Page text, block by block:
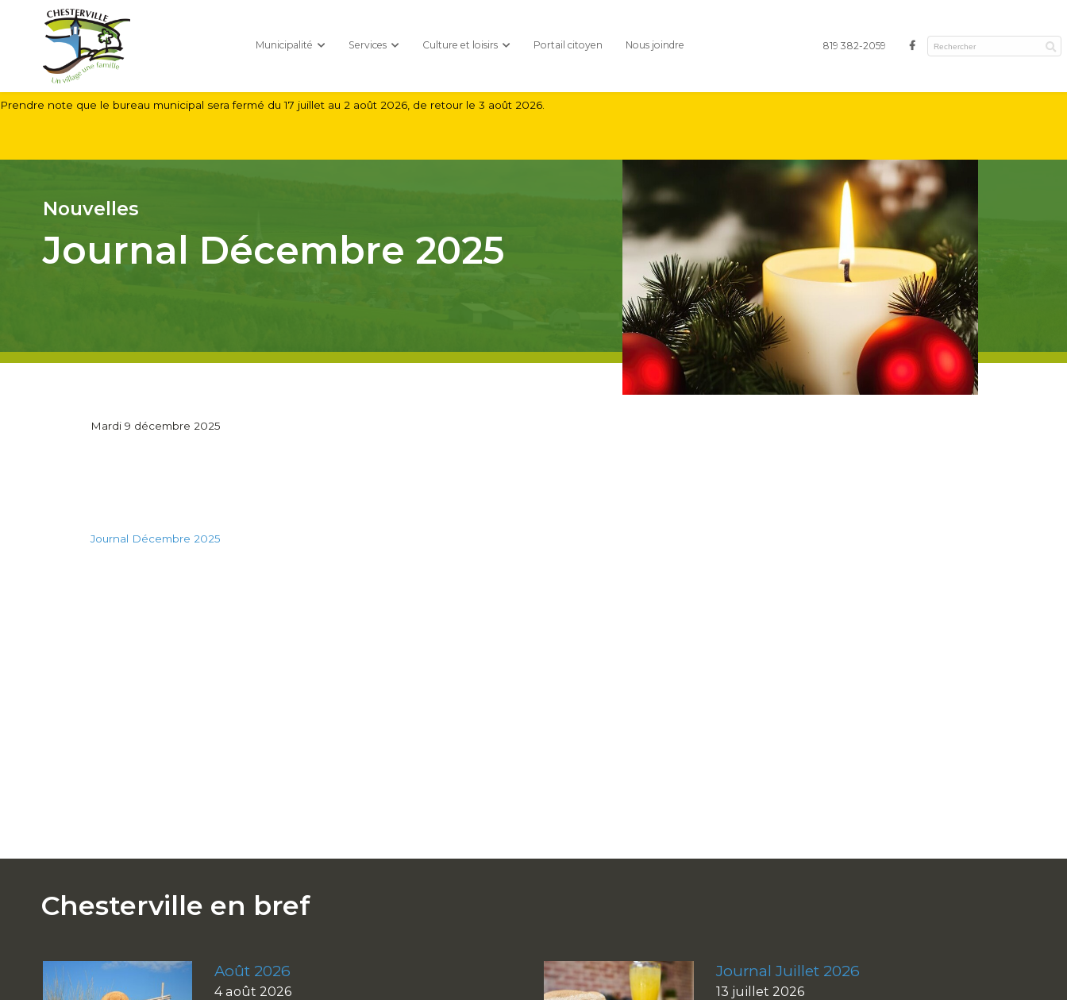
Municipalité Services Culture et loisirs Portail citoyen Nous joindre 819 382-2059
Prendre note que le bureau municipal sera fermé du 17 juillet au 2 août 2026, de retour le 3 août 2026.
Nouvelles
Journal Décembre 2025
Mardi 9 décembre 2025
Journal Décembre 2025
Chesterville en bref
Août 2026
4 août 2026
Journal Juillet 2026
13 juillet 2026